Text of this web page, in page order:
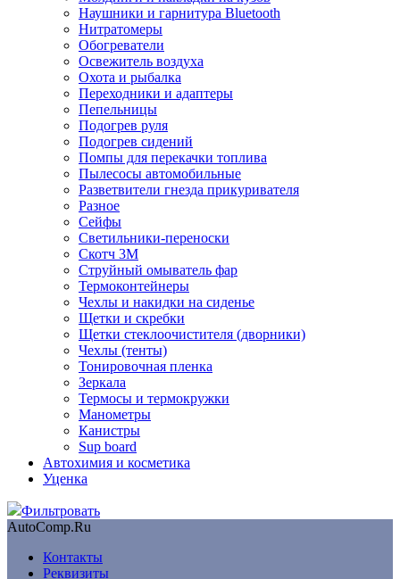
Наушники и гарнитура Bluetooth
Нитратомеры
Обогреватели
Освежитель воздуха
Охота и рыбалка
Переходники и адаптеры
Пепельницы
Подогрев руля
Подогрев сидений
Помпы для перекачки топлива
Пылесосы автомобильные
Разветвители гнезда прикуривателя
Разное
Сейфы
Светильники-переноски
Скотч 3М
Струйный омыватель фар
Термоконтейнеры
Чехлы и накидки на сиденье
Щетки и скребки
Щетки стеклоочистителя (дворники)
Чехлы (тенты)
Тонировочная пленка
Зеркалa
Термосы и термокружки
Манометры
Канистры
Sup board
Автохимия и косметика
Уценка
Фильтровать
AutoComp.Ru
Контакты
Реквизиты